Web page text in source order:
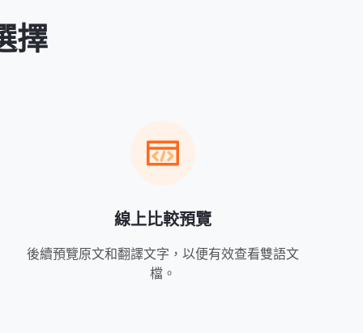
擇
線上比較預覽
後續預覽原文和翻譯文字，以便有效查看雙語文
檔。